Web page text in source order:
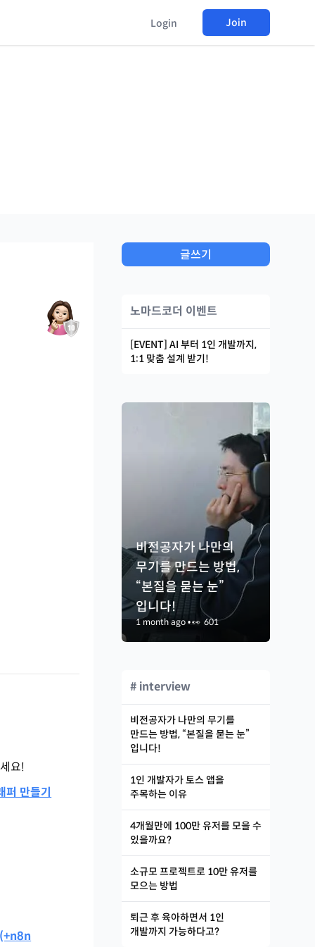
Login Join
요!
만들기
(+n8n
글쓰기
노마드코더 이벤트
[EVENT] AI 부터 1인 개발까지,
1:1 맞춤 설계 받기!
비전공자가 나만의
무기를 만드는 방법,
“본질을 묻는 눈”
입니다!
1 month ago•👀 601
# interview
비전공자가 나만의 무기를
만드는 방법, “본질을 묻는 눈”
입니다!
1인 개발자가 토스 앱을
주목하는 이유
4개월만에 100만 유저를 모을 수
있을까요?
소규모 프로젝트로 10만 유저를
모으는 방법
퇴근 후 육아하면서 1인
개발까지 가능하다고?